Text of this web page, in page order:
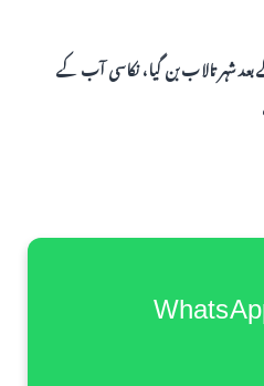
شہر تالاب بن گیا، نکاسی آب کے